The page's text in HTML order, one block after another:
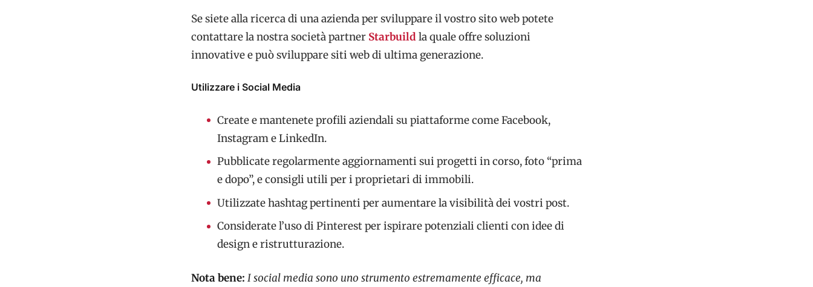
Se siete alla ricerca di una azienda per sviluppare il vostro sito web potete
contattare la nostra società partner Starbuild la quale offre soluzioni
innovative e può sviluppare siti web di ultima generazione.
Utilizzare i Social Media
Create e mantenete profili aziendali su piattaforme come Facebook,
Instagram e LinkedIn.
Pubblicate regolarmente aggiornamenti sui progetti in corso, foto “prima
e dopo”, e consigli utili per i proprietari di immobili.
Utilizzate hashtag pertinenti per aumentare la visibilità dei vostri post.
Considerate l’uso di Pinterest per ispirare potenziali clienti con idee di
design e ristrutturazione.
Nota bene: I social media sono uno strumento estremamente efficace, ma